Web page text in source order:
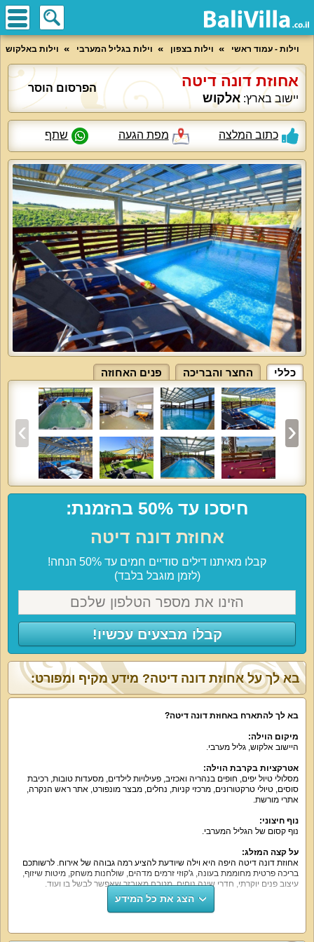
וילות - עמוד ראשי וילות בצפון וילות בגליל המערבי וילות באלקוש
אחוזת דונה דיטה
יישוב בארץ: אלקוש
הפרסום הוסר
כתוב המלצה מפת הגעה שתף
כללי החצר והבריכה פנים האחוזה
חיסכו עד 50% בהזמנת:
אחוזת דונה דיטה
קבלו מאיתנו דילים סודיים חמים עד 50% הנחה!
(לזמן מוגבל בלבד)
קבלו מבצעים עכשיו!
בא לך על אחוזת דונה דיטה? מידע מקיף ומפורט:
בא לך להתארח באחוזת דונה דיטה?
מיקום הוילה:
היישוב אלקוש, גליל מערבי.
אטרקציות בקרבת הוילה:
מסלולי טיול יפים, חופים בנהריה ואכזיב, פעילויות לילדים, מסעדות טובות, רכיבת
סוסים, טיולי טרקטורונים, מרכזי קניות, נחלים, מבצר מונפורט, אתר ראש הנקרה,
אתרי מורשת.
נוף חיצוני:
נוף קסום של הגליל המערבי.
על קצה המזלג:
אחוזת דונה דיטה היפה היא וילה שיודעת להציע רמה גבוהה של אירוח. לרשותכם
בריכה פרטית מחוממת בעונה, ג'קוזי זרמים מדהים, שולחנות משחק, מיטות שיזוף,
עיצוב פנים יוקרתי, חדרי שינה נוחים, מטבח מאובזר שאפשר לבשל בו ועוד.
לינה ב-6 חדרי שינה זוגיים ועוד חדר שינה שמיועד לילדים. חדרי השינה כוללים
לרשותכם 6 חדרי רחצה ושירותים.
הצג את כל המידע